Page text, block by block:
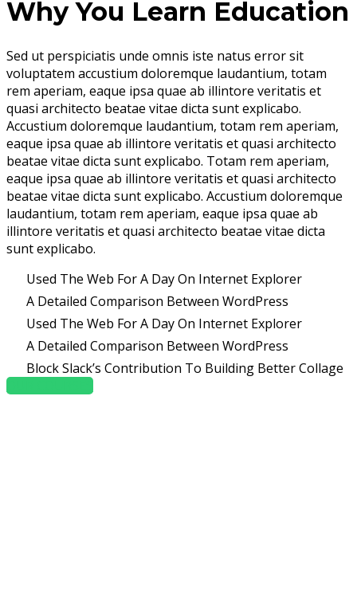
Why You Learn Education
Sed ut perspiciatis unde omnis iste natus error sit
voluptatem accustium doloremque laudantium, totam
rem aperiam, eaque ipsa quae ab illintore veritatis et
quasi architecto beatae vitae dicta sunt explicabo.
Accustium doloremque laudantium, totam rem aperiam,
eaque ipsa quae ab illintore veritatis et quasi architecto
beatae vitae dicta sunt explicabo. Totam rem aperiam,
eaque ipsa quae ab illintore veritatis et quasi architecto
beatae vitae dicta sunt explicabo. Accustium doloremque
laudantium, totam rem aperiam, eaque ipsa quae ab
illintore veritatis et quasi architecto beatae vitae dicta
sunt explicabo.
Used The Web For A Day On Internet Explorer
A Detailed Comparison Between WordPress
Used The Web For A Day On Internet Explorer
A Detailed Comparison Between WordPress
Block Slack’s Contribution To Building Better Collage
OUR COURSES